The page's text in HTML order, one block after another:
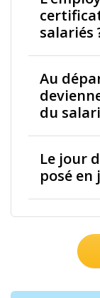
salariés
Au
du
Le jour
posé en